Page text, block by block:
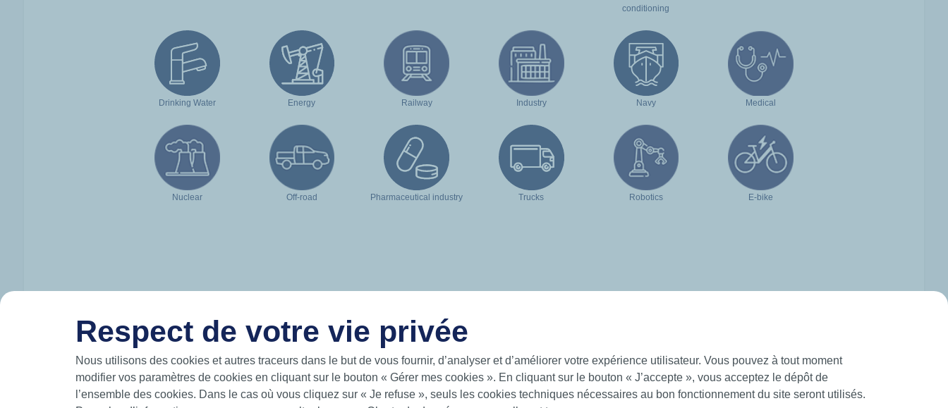
conditioning
Drinking Water Energy Railway Industry Navy Medical
Nuclear Off-road Pharmaceutical industry Trucks Robotics E-bike
HUTCHINSON IN BRIEF
Hutchinson designs and manufactures intelligent solutions for a world on the
move and participates in the mobility of the future on the sea, on land and in the
USEFUL LINKS
Documentation
News
Respect de votre vie privée
Nous utilisons des cookies et autres traceurs dans le but de vous fournir, d’analyser et d’améliorer votre expérience utilisateur. Vous pouvez à tout moment
modifier vos paramètres de cookies en cliquant sur le bouton « Gérer mes cookies ». En cliquant sur le bouton « J’accepte », vous acceptez le dépôt de
l’ensemble des cookies. Dans le cas où vous cliquez sur « Je refuse », seuls les cookies techniques nécessaires au bon fonctionnement du site seront utilisés.